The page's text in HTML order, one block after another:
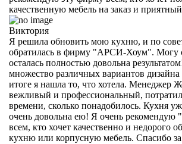
качественную мебель на заказ и
Виктория
Я решила обновить мою кухню, и по
обратилась в фирму "АРСИ-Хоум". Могу
осталась полностью довольна
множество различных вариантов дизайна
итоге я нашла то, что хотела. Менеджер
вежливый и профессиональный,
времени, сколько понадобилось. Кухня
очень довольна ею! Я очень
всем, кто хочет качественно и недорого
кухню или корпусную мебель. Спасибо